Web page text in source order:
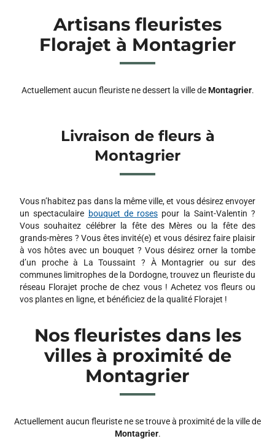
Artisans fleuristes
Florajet à Montagrier
Actuellement aucun fleuriste ne dessert la ville deMontagrier.
Livraison de fleurs à
Montagrier
Vous n’habitez pas dans la même ville, et vous désirez envoyer
un spectaculaire bouquet de roses pour la Saint-Valentin ?
Vous souhaitez célébrer la fête des Mères ou la fête des
grands-mères ? Vous êtes invité(e) et vous désirez faire plaisir
à vos hôtes avec un bouquet ? Vous désirez orner la tombe
d’un proche à La Toussaint ? À Montagrier ou sur des
communes limitrophes de la Dordogne, trouvez un fleuriste du
réseau Florajet proche de chez vous ! Achetez vos fleurs ou
vos plantes en ligne, et bénéficiez de la qualité Florajet !
Nos fleuristes dans les
villes à proximité de
Montagrier
Actuellement aucun fleuriste ne se trouve à proximité de la ville de
Montagrier.